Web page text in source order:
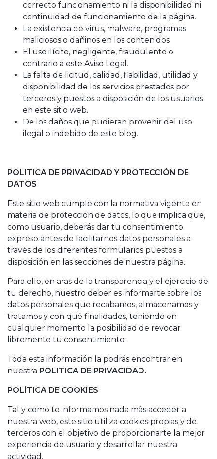
correcto funcionamiento ni la disponibilidad ni
continuidad de funcionamiento de la página.
La existencia de virus, malware, programas
maliciosos o dañinos en los contenidos.
El uso ilícito, negligente, fraudulento o
contrario a este Aviso Legal.
La falta de licitud, calidad, fiabilidad, utilidad y
disponibilidad de los servicios prestados por
terceros y puestos a disposición de los usuarios
en este sitio web.
De los daños que pudieran provenir del uso
ilegal o indebido de este blog.
POLITICA DE PRIVACIDAD Y PROTECCIÓN DE
DATOS
Este sitio web cumple con la normativa vigente en
materia de protección de datos, lo que implica que,
como usuario, deberás dar tu consentimiento
expreso antes de facilitarnos datos personales a
través de los diferentes formularios puestos a
disposición en las secciones de nuestra página.
Para ello, en aras de la transparencia y el ejercicio de
tu derecho, nuestro deber es informarte sobre los
datos personales que recabamos, almacenamos y
tratamos y con qué finalidades, teniendo en
cualquier momento la posibilidad de revocar
libremente tu consentimiento.
Toda esta información la podrás encontrar en
nuestra POLITICA DE PRIVACIDAD.
POLÍTICA DE COOKIES
Tal y como te informamos nada más acceder a
nuestra web, este sitio utiliza cookies propias y de
terceros con el objetivo de proporcionarte la mejor
experiencia de usuario y desarrollar nuestra
actividad.